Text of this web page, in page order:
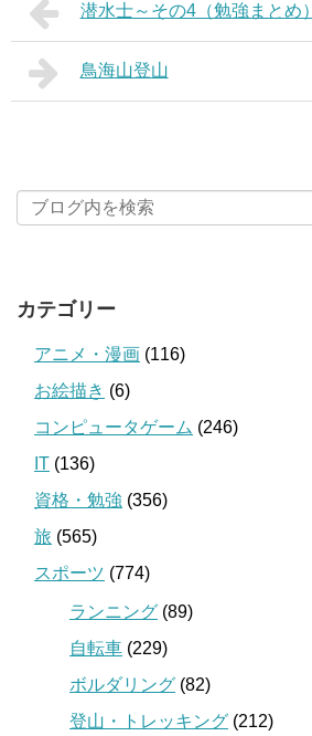
潜水士～その4（勉強まとめ）
鳥海山登山
カテゴリー
アニメ・漫画 (116)
お絵描き (6)
コンピュータゲーム (246)
IT (136)
資格・勉強 (356)
旅 (565)
スポーツ (774)
ランニング (89)
自転車 (229)
ボルダリング (82)
登山・トレッキング (212)